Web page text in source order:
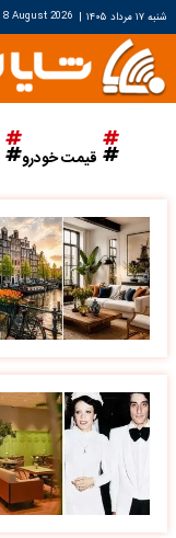
شنبه ۱۷ مرداد ۱۴۰۵ |
8 August 2026
قیمت خودرو